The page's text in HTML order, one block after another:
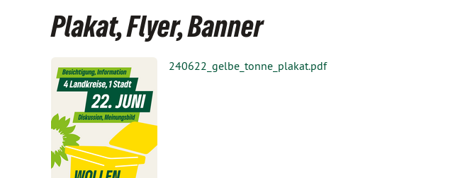
Plakat, Flyer, Banner
240622_gelbe_tonne_plakat.pdf